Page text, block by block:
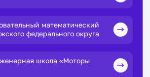
математический
федерального округа
школа «Моторы